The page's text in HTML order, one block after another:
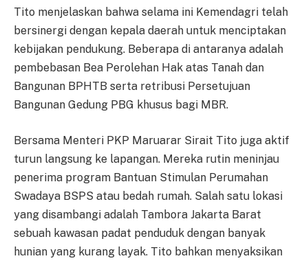
Tito menjelaskan bahwa selama ini Kemendagri telah
bersinergi dengan kepala daerah untuk menciptakan
kebijakan pendukung. Beberapa di antaranya adalah
pembebasan Bea Perolehan Hak atas Tanah dan
Bangunan BPHTB serta retribusi Persetujuan
Bangunan Gedung PBG khusus bagi MBR.
Bersama Menteri PKP Maruarar Sirait Tito juga aktif
turun langsung ke lapangan. Mereka rutin meninjau
penerima program Bantuan Stimulan Perumahan
Swadaya BSPS atau bedah rumah. Salah satu lokasi
yang disambangi adalah Tambora Jakarta Barat
sebuah kawasan padat penduduk dengan banyak
hunian yang kurang layak. Tito bahkan menyaksikan